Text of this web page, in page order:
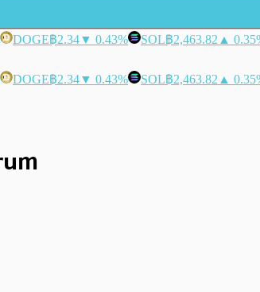
DOGE฿2.34▼ 0.43% SOL฿2,463.82 ▲
DOGE฿2.34▼ 0.43% SOL฿2,463.82 ▲